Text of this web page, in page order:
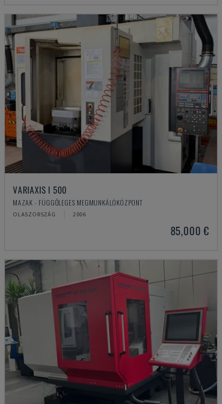
VARIAXIS I 500
MAZAK - FÜGGŐLEGES MEGMUNKÁLÓKÖZPONT
OLASZORSZÁG 2006
85,000 €